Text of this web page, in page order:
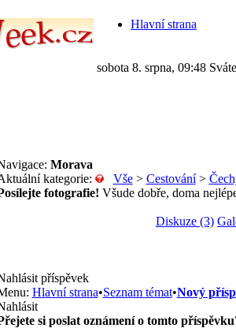
Hlavní strana
sobota 8. srpna, 09:48
Morava
kategorie:
Vše> Cestování>
fotografie! Všude dobře, doma
Diskuze (3)
příspěvek
Hlavní strana•Seznam témat•Nový
si poslat oznámení o tomto